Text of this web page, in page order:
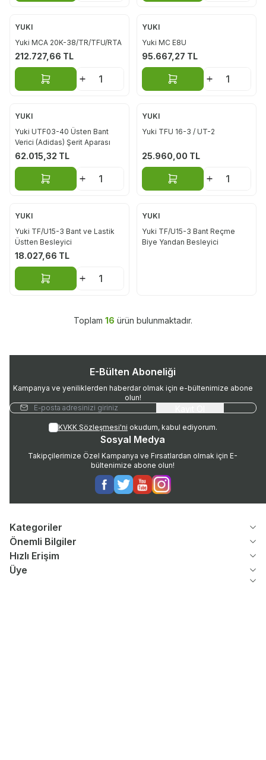
YUKI
Yuki MCA 20K-38/TR/TFU/RTA
212.727,66 TL
Sepete Ekle
YUKI
Yuki MC E8U
95.667,27 TL
Sepete Ekle
YUKI
Yuki UTF03-40 Üsten Bant
Verici (Adidas) Şerit Aparası
62.015,32 TL
Sepete Ekle
YUKI
Yuki TFU 16-3 / UT-2
25.960,00 TL
Sepete Ekle
YUKI
Yuki TF/U15-3 Bant ve Lastik
Üstten Besleyici
18.027,66 TL
Sepete Ekle
YUKI
Yuki TF/U15-3 Bant Reçme
Biye Yandan Besleyici
Toplam 16 ürün bulunmaktadır.
E-Bülten Aboneliği
Kampanya ve yeniliklerden haberdar olmak için e-bültenimize abone
olun!
KVKK Sözleşmesi'ni okudum, kabul ediyorum.
Sosyal Medya
Takipçilerimize Özel Kampanya ve Fırsatlardan olmak için E-
bültenimize abone olun!
Facebook
TwitterYoutubeInstagram
Kategoriler
Önemli Bilgiler
Hızlı Erişim
Üye